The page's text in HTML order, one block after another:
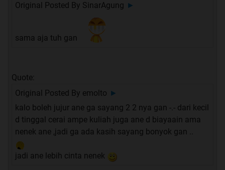
Original Posted By SinarAgung ►
sama aja tuh gan
Quote:
Original Posted By emolto ►
kalo boleh jujur ane ga sayang 2 2 nya gan -.- dari kecil
d tinggal cerai ampe kuliah juga ane d biayaain ama
nenek ane ,jadi ga ada kasih sayang bonyok gan ..
jadi ane lebih cinta nenek